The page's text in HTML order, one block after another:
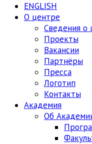
ENGLISH
О центре
Сведения о
Проекты
Вакансии
Партнёры
Пресса
Логотип
Контакты
Академия
Об